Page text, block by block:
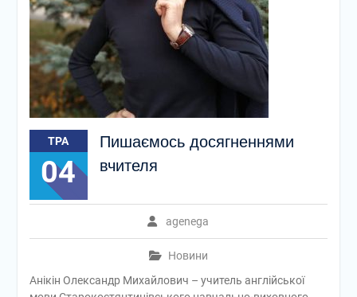
ТРА
04
Пишаємось досягненнями
вчителя
agenega
Новини
Анікін Олександр Михайлович – учитель англійської